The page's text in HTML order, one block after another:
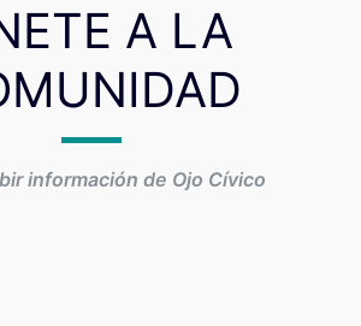
A LA
información de Ojo Cívico